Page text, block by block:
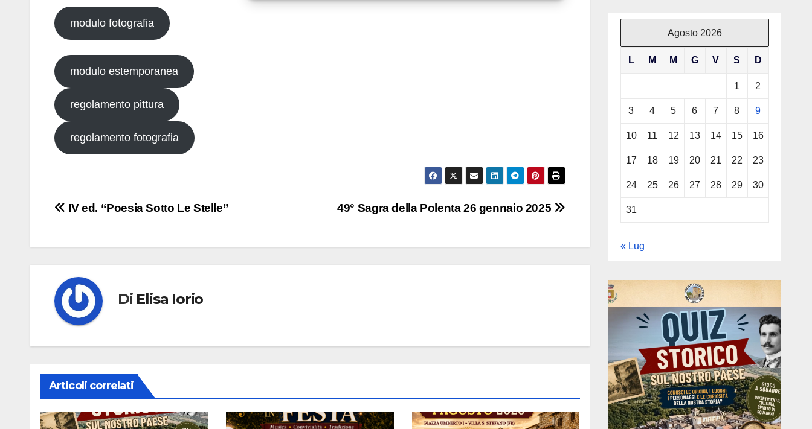
modulo fotografia
modulo estemporanea
regolamento pittura
regolamento fotografia
Navigazione
49° Sagra della Polenta 26 gennaio 2025
IV ed. “Poesia Sotto Le Stelle”
Di Elisa Iorio
Articoli correlati
Agosto 2026
L M M G V S D
1 2
3 4 5 6 7 8 9
10 11 12 13 14 15 16
17 18 19 20 21 22 23
24 25 26 27 28 29 30
31
« Lug